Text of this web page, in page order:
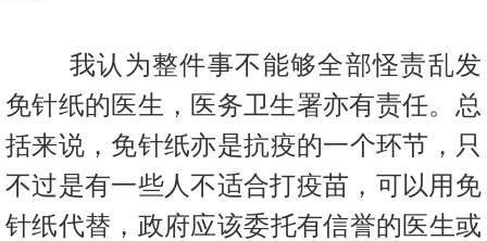
我认为整件事不能够全部怪责乱发
免针纸的医生，医务卫生署亦有责任。总
括来说，免针纸亦是抗疫的一个环节，只
不过是有一些人不适合打疫苗，可以用免
针纸代替，政府应该委托有信誉的医生或